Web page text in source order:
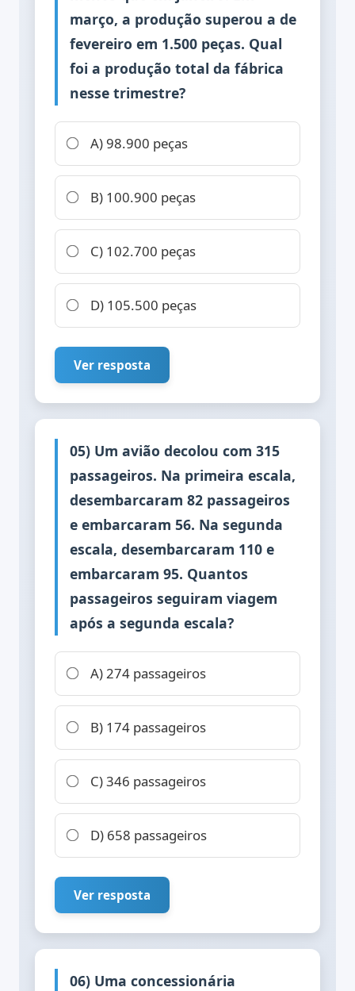
março, a produção superou a de
fevereiro em 1.500 peças. Qual
foi a produção total da fábrica
nesse trimestre?
A) 98.900 peças
B) 100.900 peças
C) 102.700 peças
D) 105.500 peças
Ver resposta
05) Um avião decolou com 315
passageiros. Na primeira escala,
desembarcaram 82 passageiros
e embarcaram 56. Na segunda
escala, desembarcaram 110 e
embarcaram 95. Quantos
passageiros seguiram viagem
após a segunda escala?
A) 274 passageiros
B) 174 passageiros
C) 346 passageiros
D) 658 passageiros
Ver resposta
06) Uma concessionária